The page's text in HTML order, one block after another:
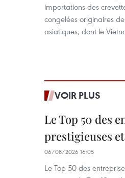
importations des
congelées originaires
asiatiques, dont le
VOIR PLUS
Le Top 50 des
prestigieuses
06/08/2026 16:05
Le Top 50 des